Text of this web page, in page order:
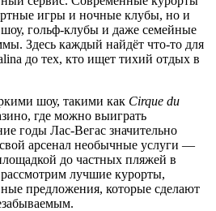
игры и ночные клубы, но и
гольф-клубы и даже семейные
Здесь каждый найдёт что-то для
до тех, кто ищет тихий отдых в
шоу, такими как Cirque du
где можно выиграть
годы Лас-Вегас значительно
арсенал необычные услуги —
до частных пляжей в
лучшие курорты,
предложения, которые сделают